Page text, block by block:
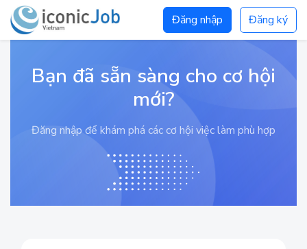
Đăng nhập Đăng ký
Bạn đã sẵn sàng cho cơ hội
mới?
Đăng nhập để khám phá các cơ hội việc làm phù hợp